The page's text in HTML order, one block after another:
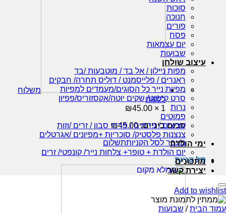
משלוח
ללקוח
1 ×
₪45.00
סכום ביניים:
₪45.00
מעבר לסל הקניותתשלום
סל קניות
סוכות
חנוכה
פורים
פסח
יום עצמאות
שבועות
עיצוב שולחן
מפות ניילון / אל בד / מוטבעות /בד
ראנרים / פלייסמנט / דוליס תחרה/ חבקים
מפיות נייר כל הסוגים/מעמדים למפיות
סרט קישוט/ שקים יוטה/אקסזוריס/פפיון
נרות
פמוטים
עציצים / פרחים / פרחי סבון / זרים /וזות
צנצנות פלסטיק/ סוכריות +מפיונים /אגרטלים
ימי הולדת
יום הולדת + טופר+ צלחות נייר/ קונפטי/ זרים
מתכונים
יצירת קשר
Add to wishlist
עמוד הבית / שבועות